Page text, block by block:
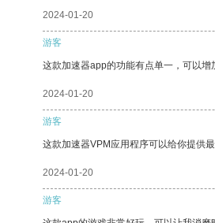
2024-01-20
游客
这款加速器app的功能有点单一，可以增
2024-01-20
游客
这款加速器VPM应用程序可以给你提供
2024-01-20
游客